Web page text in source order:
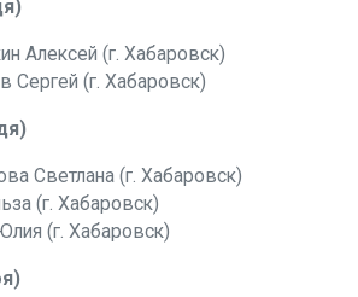
Алексей (г. Хабаровск)
Сергей (г. Хабаровск)
Светлана (г. Хабаровск)
(г. Хабаровск)
(г. Хабаровск)